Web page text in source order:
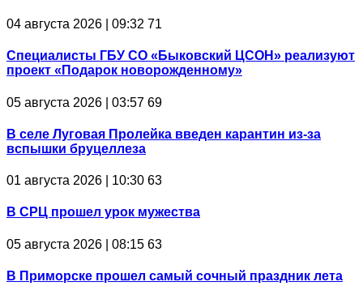
04 августа 2026 | 09:32 71
Специалисты ГБУ СО «Быковский ЦСОН» реализуют
проект «Подарок новорожденному»
05 августа 2026 | 03:57 69
В селе Луговая Пролейка введен карантин из-за
вспышки бруцеллеза
01 августа 2026 | 10:30 63
В СРЦ прошел урок мужества
05 августа 2026 | 08:15 63
В Приморске прошел самый сочный праздник лета